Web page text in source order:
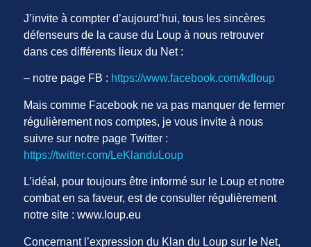
J’invite à compter d’aujourd’hui, tous les sincères
défenseurs de la cause du Loup à nous retrouver
dans ces différents lieux du Net :
– notre page FB : https://www.facebook.com/kdloup
Mais comme Facebook ne va pas manquer de fermer
régulièrement nos comptes, je vous invite à nous
suivre sur notre page Twitter :
https://twitter.com/LeKlanduLoup
L’idéal, pour toujours être informé sur le Loup et notre
combat en sa faveur, est de consulter régulièrement
notre site : www.loup.eu
Concernant l’expression du Klan du Loup sur le Net,